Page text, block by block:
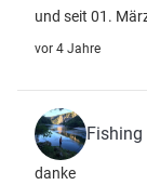
und seit 01.
vor 4 Jahre
Fishing
danke